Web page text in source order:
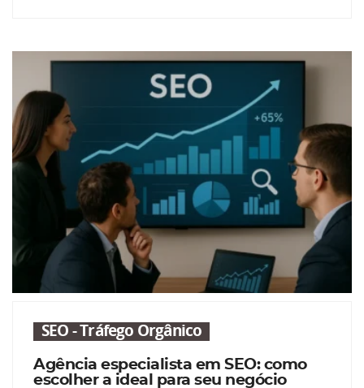
SEO - Tráfego Orgânico
Agência especialista em SEO: como
escolher a ideal para seu negócio